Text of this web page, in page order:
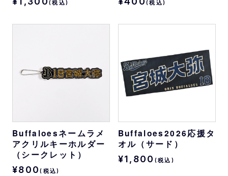
(税込) (税込)
Buffaloesネームラメ
アクリルキーホルダー
（シークレット）
¥800(税込)
Buffaloes2026応援タ
オル（サード）
¥1,800 (税込)